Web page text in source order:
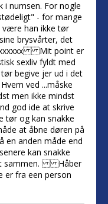
numsen. For nogle
- for mange
være han ikke tør
brysvårter, det
xxxxxx Mit point er
sexliv fyldt med
begive jer ud i det
ved ...måske
men ikke mindst
god ide at skrive
tør og kan snakke
at åbne døren på
en anden måde end
kan snakke
sammen. Håber
er fra een person